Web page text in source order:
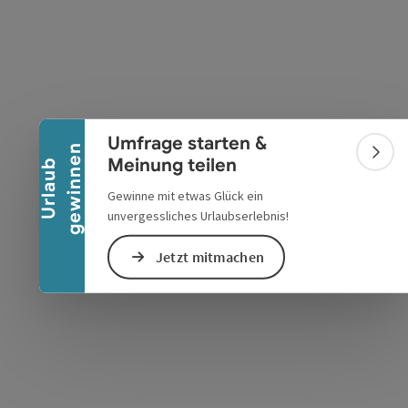
U
r
l
a
u
b
g
e
w
i
n
n
en
Banner einklappen
Umfrage starten &
Meinung teilen
Gewinne mit etwas Glück ein
unvergessliches Urlaubserlebnis!
Jetzt mitmachen
öffnenöffnen